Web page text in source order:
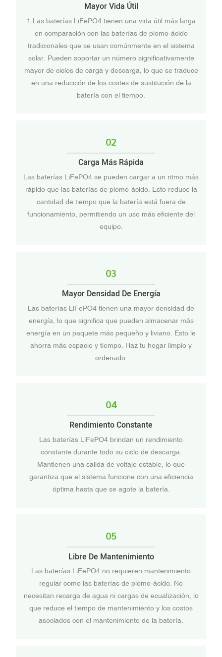
Mayor Vida Útil
1.Las baterías LiFePO4 tienen una vida útil más larga
en comparación con las baterías de plomo-ácido
tradicionales que se usan comúnmente en el sistema
solar. Pueden soportar un número significativamente
mayor de ciclos de carga y descarga, lo que se traduce
en una reducción de los costes de sustitución de la
batería con el tiempo.
02
Carga Más Rápida
Las baterías LiFePO4 se pueden cargar a un ritmo más
rápido que las baterías de plomo-ácido. Esto reduce la
cantidad de tiempo que la batería está fuera de
funcionamiento, permitiendo un uso más eficiente del
equipo.
03
Mayor Densidad De Energía
Las baterías LiFePO4 tienen una mayor densidad de
energía, lo que significa que pueden almacenar más
energía en un paquete más pequeño y liviano. Esto le
ahorra más espacio y tiempo. Haz tu hogar limpio y
ordenado.
04
Rendimiento Constante
Las baterías LiFePO4 brindan un rendimiento
constante durante todo su ciclo de descarga.
Mantienen una salida de voltaje estable, lo que
garantiza que el sistema funcione con una eficiencia
óptima hasta que se agote la batería.
05
Libre De Mantenimiento
Las baterías LiFePO4 no requieren mantenimiento
regular como las baterías de plomo-ácido. No
necesitan recarga de agua ni cargas de ecualización, lo
que reduce el tiempo de mantenimiento y los costos
asociados con el mantenimiento de la batería.